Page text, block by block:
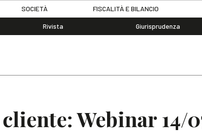
SOCIETÀ FISCALITÀ E BILANCIO
Rivista Giurisprudenza
Webinar 14/